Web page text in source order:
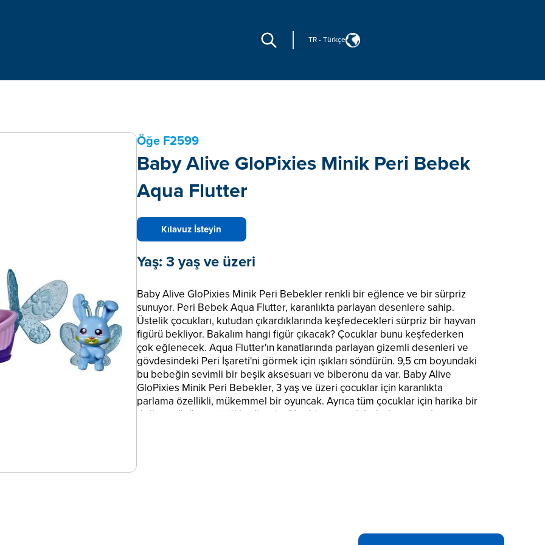
TR - Türkçe
Öğe F2599
Baby Alive GloPixies Minik Peri Bebek
Aqua Flutter
Kılavuz İsteyin
Yaş: 3 yaş ve üzeri
Baby Alive GloPixies Minik Peri Bebekler renkli bir eğlence ve bir sürpriz
sunuyor. Peri Bebek Aqua Flutter, karanlıkta parlayan desenlere sahip.
Üstelik çocukları, kutudan çıkardıklarında keşfedecekleri sürpriz bir hayvan
figürü bekliyor. Bakalım hangi figür çıkacak? Çocuklar bunu keşfederken
çok eğlenecek. Aqua Flutter'ın kanatlarında parlayan gizemli desenleri ve
gövdesindeki Peri İşareti'ni görmek için ışıkları söndürün. 9,5 cm boyundaki
bu bebeğin sevimli bir beşik aksesuarı ve biberonu da var. Baby Alive
GloPixies Minik Peri Bebekler, 3 yaş ve üzeri çocuklar için karanlıkta
parlama özellikli, mükemmel bir oyuncak. Ayrıca tüm çocuklar için harika bir
doğum günü veya tatil hediyesi... (Her bir oyuncak bebek ayrı satılır.
gizlenen sürpriz bir arkadaş var. KARANLIKTA PARLAYAN DESENLER:
sevimli hayvan figürünün geldiğini görecek. BEBEK TEMALI AKSESUARLAR: